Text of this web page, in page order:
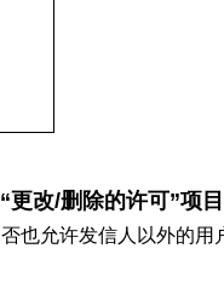
改/删除的许可”项目
也允许发信人以外的用